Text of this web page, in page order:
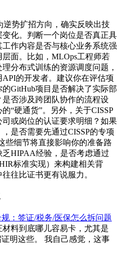
势扩招方向，确实反映出技
化。判断一个岗位是否真正具
作内容是否与核心业务系统强
面。比如，MLOps工程师若
分布式训练的资源调度问题，
的开发者。建议你在评估项
GitHub项目是否解决了实际部
否涉及跨团队协作的流程设
“硬通货”。另外，关于CISSP
或岗位的认证要求明细？如果
是否需要先通过CISSP的专项
些细节将直接影响你的准备路
HIPAA经验，是否考虑通过
标准实现）来构建相关背
往比证书更有说服力。
：签证/税务/医保怎么拆问题
料到底哪儿容易卡，尤其是
明这些。 我自己感觉，这事